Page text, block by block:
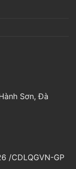
Sơn, Đà
/CDLQGVN-GP